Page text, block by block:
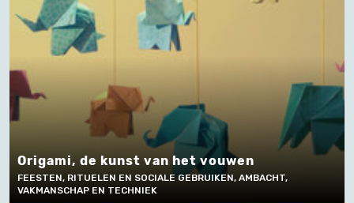
Origami, de kunst van het vouwen
FEESTEN, RITUELEN EN SOCIALE GEBRUIKEN, AMBACHT,
VAKMANSCHAP EN TECHNIEK